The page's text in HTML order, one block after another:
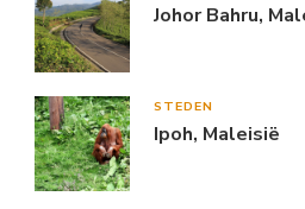
Johor Bahru,
STEDEN
Ipoh, Maleisië